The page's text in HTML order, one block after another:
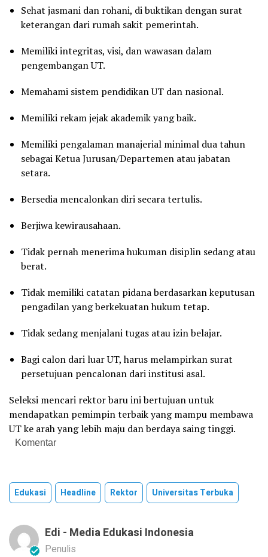
Sehat jasmani dan rohani, di buktikan dengan surat
keterangan dari rumah sakit pemerintah.
Memiliki integritas, visi, dan wawasan dalam
pengembangan UT.
Memahami sistem pendidikan UT dan nasional.
Memiliki rekam jejak akademik yang baik.
Memiliki pengalaman manajerial minimal dua tahun
sebagai Ketua Jurusan/Departemen atau jabatan
setara.
Bersedia mencalonkan diri secara tertulis.
Berjiwa kewirausahaan.
Tidak pernah menerima hukuman disiplin sedang atau
berat.
Tidak memiliki catatan pidana berdasarkan keputusan
pengadilan yang berkekuatan hukum tetap.
Tidak sedang menjalani tugas atau izin belajar.
Bagi calon dari luar UT, harus melampirkan surat
persetujuan pencalonan dari institusi asal.
Seleksi mencari rektor baru ini bertujuan untuk
mendapatkan pemimpin terbaik yang mampu membawa
UT ke arah yang lebih maju dan berdaya saing tinggi.
Komentar
Edukasi Headline Rektor Universitas Terbuka
Edi - Media Edukasi Indonesia
Penulis